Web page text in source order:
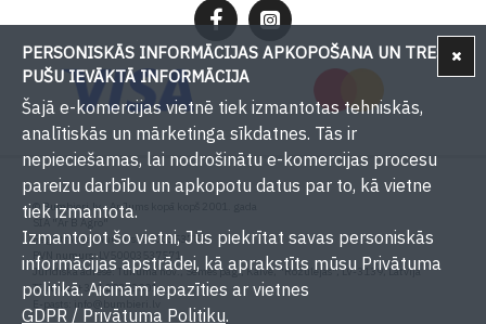
© Bumbieri.lv - Ar Jums kopā kopš 2001. gada
SIA "Ar B Agro"
Reģistrācijas numurs: 50003537571
PVN numurs: LV50003537571
Juridiskā adrese: Tukuma nov., Sēmes pag., Kaive, "Rožulejas", LV-3139, Latvija
Tālrunis: +371 29393001
PERSONISKĀS INFORMĀCIJAS APKOPOŠANA UN TREŠU
PUŠU IEVĀKTĀ INFORMĀCIJA
Šajā e-komercijas vietnē tiek izmantotas tehniskās,
analītiskās un mārketinga sīkdatnes. Tās ir
nepieciešamas, lai nodrošinātu e-komercijas procesu
pareizu darbību un apkopotu datus par to, kā vietne
tiek izmantota.
Izmantojot šo vietni, Jūs piekrītat savas personiskās
informācijas apstrādei, kā aprakstīts mūsu Privātuma
politikā. Aicinām iepazīties ar vietnes
GDPR / Privātuma Politiku.